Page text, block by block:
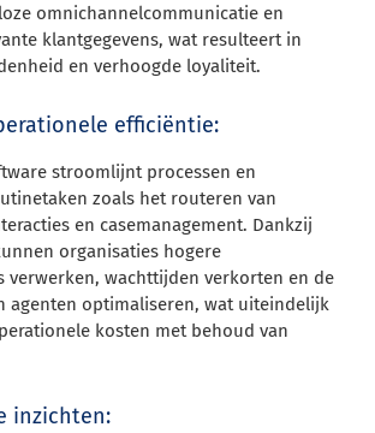
omnichannelcommunicatie en
klantgegevens, wat resulteert in
en verhoogde loyaliteit.
efficiëntie:
stroomlijnt processen en
zoals het routeren van
en casemanagement. Dankzij
organisaties hogere
verwerken, wachttijden verkorten en de
agenten optimaliseren, wat uiteindelijk
kosten met behoud van
inzichten: